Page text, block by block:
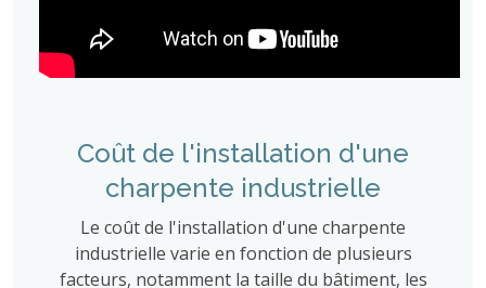
Coût de l'installation d'une
charpente industrielle
Le coût de l'installation d'une charpente
industrielle varie en fonction de plusieurs
facteurs, notamment la taille du bâtiment, les